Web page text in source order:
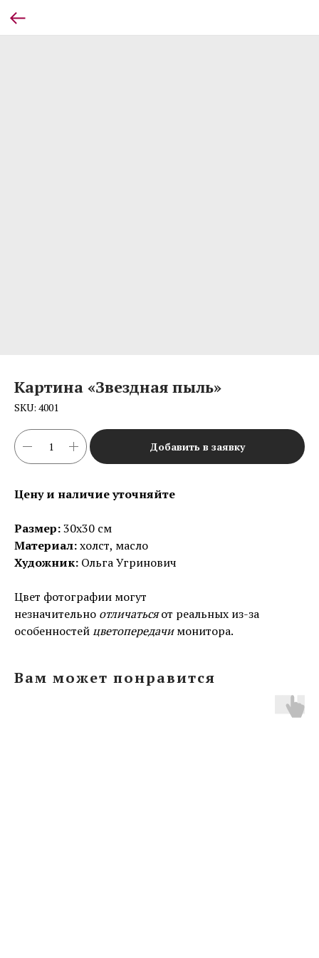
Картина «Звездная пыль»
SKU: 4001
Добавить в заявку
Цену и наличие уточняйте
Размер:30х30 см
Материал:холст, масло
Художник: Ольга Угринович
Цвет фотографии могут
незначительно отличатьсяот реальных из-за
особенностейцветопередачимонитора.
Вам может понравится